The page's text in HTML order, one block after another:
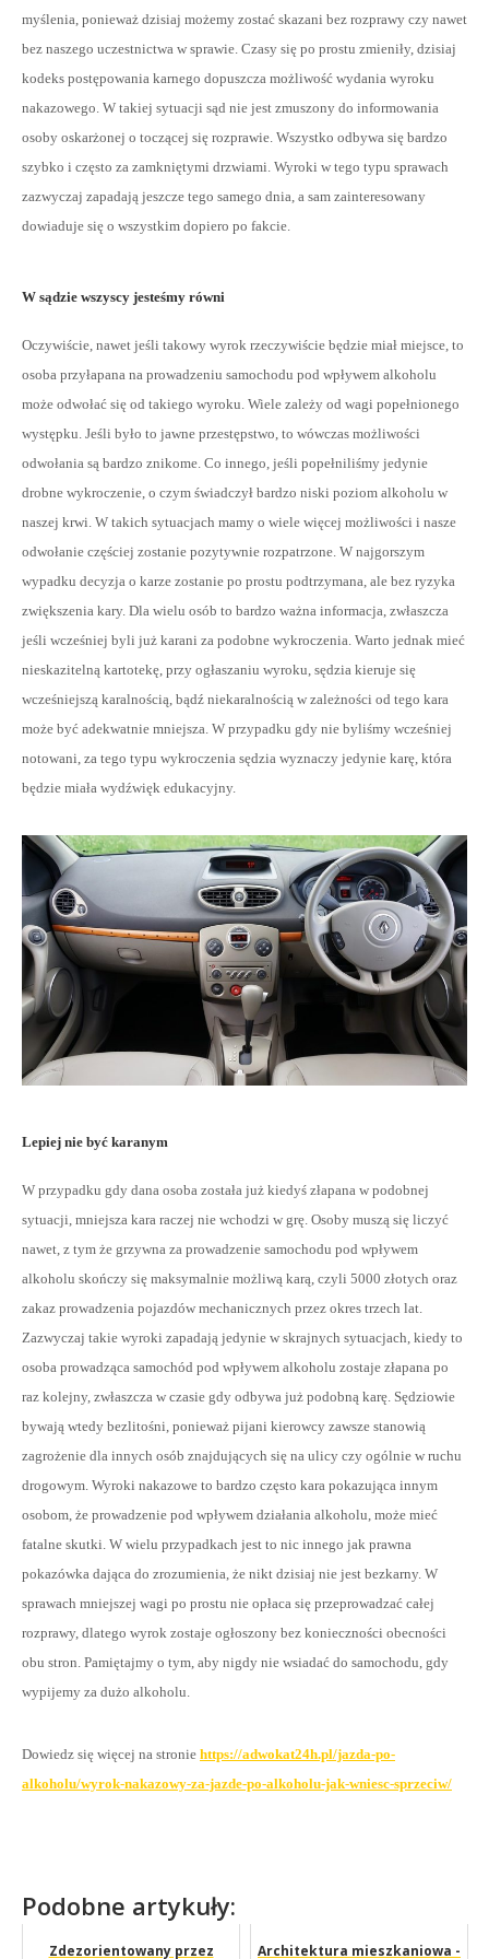
myślenia, ponieważ dzisiaj możemy zostać skazani bez rozprawy czy nawet
bez naszego uczestnictwa w sprawie. Czasy się po prostu zmieniły, dzisiaj
kodeks postępowania karnego dopuszcza możliwość wydania wyroku
nakazowego. W takiej sytuacji sąd nie jest zmuszony do informowania
osoby oskarżonej o toczącej się rozprawie. Wszystko odbywa się bardzo
szybko i często za zamkniętymi drzwiami. Wyroki w tego typu sprawach
zazwyczaj zapadają jeszcze tego samego dnia, a sam zainteresowany
dowiaduje się o wszystkim dopiero po fakcie.
W sądzie wszyscy jesteśmy równi
Oczywiście, nawet jeśli takowy wyrok rzeczywiście będzie miał miejsce, to
osoba przyłapana na prowadzeniu samochodu pod wpływem alkoholu
może odwołać się od takiego wyroku. Wiele zależy od wagi popełnionego
występku. Jeśli było to jawne przestępstwo, to wówczas możliwości
odwołania są bardzo znikome. Co innego, jeśli popełniliśmy jedynie
drobne wykroczenie, o czym świadczył bardzo niski poziom alkoholu w
naszej krwi. W takich sytuacjach mamy o wiele więcej możliwości i nasze
odwołanie częściej zostanie pozytywnie rozpatrzone. W najgorszym
wypadku decyzja o karze zostanie po prostu podtrzymana, ale bez ryzyka
zwiększenia kary. Dla wielu osób to bardzo ważna informacja, zwłaszcza
jeśli wcześniej byli już karani za podobne wykroczenia. Warto jednak mieć
nieskazitelną kartotekę, przy ogłaszaniu wyroku, sędzia kieruje się
wcześniejszą karalnością, bądź niekaralnością w zależności od tego kara
może być adekwatnie mniejsza. W przypadku gdy nie byliśmy wcześniej
notowani, za tego typu wykroczenia sędzia wyznaczy jedynie karę, która
będzie miała wydźwięk edukacyjny.
Lepiej nie być karanym
W przypadku gdy dana osoba została już kiedyś złapana w podobnej
sytuacji, mniejsza kara raczej nie wchodzi w grę. Osoby muszą się liczyć
nawet, z tym że grzywna za prowadzenie samochodu pod wpływem
alkoholu skończy się maksymalnie możliwą karą, czyli 5000 złotych oraz
zakaz prowadzenia pojazdów mechanicznych przez okres trzech lat.
Zazwyczaj takie wyroki zapadają jedynie w skrajnych sytuacjach, kiedy to
osoba prowadząca samochód pod wpływem alkoholu zostaje złapana po
raz kolejny, zwłaszcza w czasie gdy odbywa już podobną karę. Sędziowie
bywają wtedy bezlitośni, ponieważ pijani kierowcy zawsze stanowią
zagrożenie dla innych osób znajdujących się na ulicy czy ogólnie w ruchu
drogowym. Wyroki nakazowe to bardzo często kara pokazująca innym
osobom, że prowadzenie pod wpływem działania alkoholu, może mieć
fatalne skutki. W wielu przypadkach jest to nic innego jak prawna
pokazówka dająca do zrozumienia, że nikt dzisiaj nie jest bezkarny. W
sprawach mniejszej wagi po prostu nie opłaca się przeprowadzać całej
rozprawy, dlatego wyrok zostaje ogłoszony bez konieczności obecności
obu stron. Pamiętajmy o tym, aby nigdy nie wsiadać do samochodu, gdy
wypijemy za dużo alkoholu.
Dowiedz się więcej na stronie https://adwokat24h.pl/jazda-po-
alkoholu/wyrok-nakazowy-za-jazde-po-alkoholu-jak-wniesc-sprzeciw/
Podobne artykuły:
Zdezorientowany przez Architektura mieszkaniowa -